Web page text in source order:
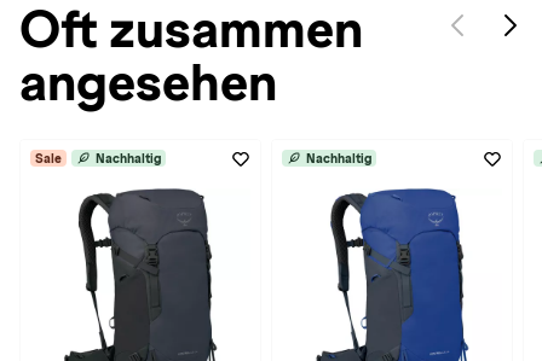
Oft zusammen
angesehen
Sale Nachhaltig Nachhaltig